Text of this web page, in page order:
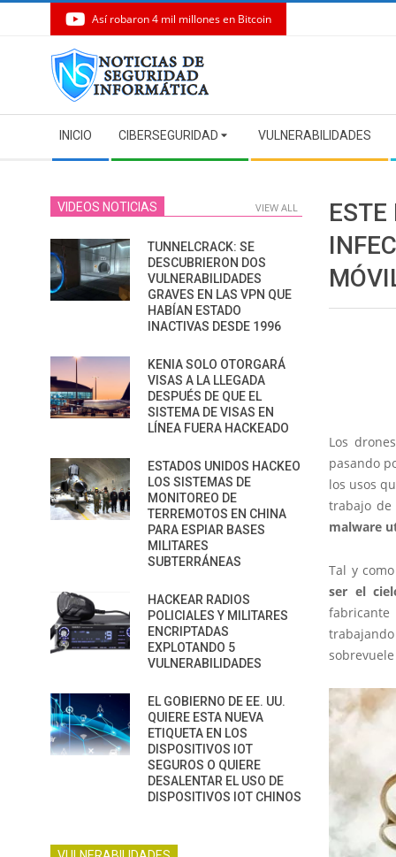
Así robaron 4 mil millones en Bitcoin
Navigation
Menu
INICIO CIBERSEGURIDAD VULNERABILIDADES
Los drones
pasando
los usos
trabajo
malware
Tal y
ser el
sobrevuele
VIDEOS NOTICIAS VIEW ALL
TUNNELCRACK: SE
DESCUBRIERON DOS
VULNERABILIDADES
GRAVES EN LAS VPN QUE
HABÍAN ESTADO
INACTIVAS DESDE 1996
KENIA SOLO OTORGARÁ
VISAS A LA LLEGADA
DESPUÉS DE QUE EL
SISTEMA DE VISAS EN
LÍNEA FUERA HACKEADO
ESTADOS UNIDOS HACKEO
LOS SISTEMAS DE
MONITOREO DE
TERREMOTOS EN CHINA
PARA ESPIAR BASES
MILITARES
SUBTERRÁNEAS
HACKEAR RADIOS
POLICIALES Y MILITARES
ENCRIPTADAS
EXPLOTANDO 5
VULNERABILIDADES
EL GOBIERNO DE EE. UU.
QUIERE ESTA NUEVA
ETIQUETA EN LOS
DISPOSITIVOS IOT
SEGUROS O QUIERE
DESALENTAR EL USO DE
DISPOSITIVOS IOT CHINOS